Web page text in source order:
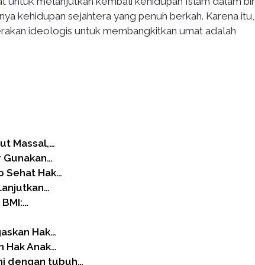
kehidupan sejahtera yang penuh berkah. Karena itu,
ideologis untuk membangkitkan umat adalah
Massal,…
Sehat Hak…
Hak…
Hak Anak…
dengan tubuh…